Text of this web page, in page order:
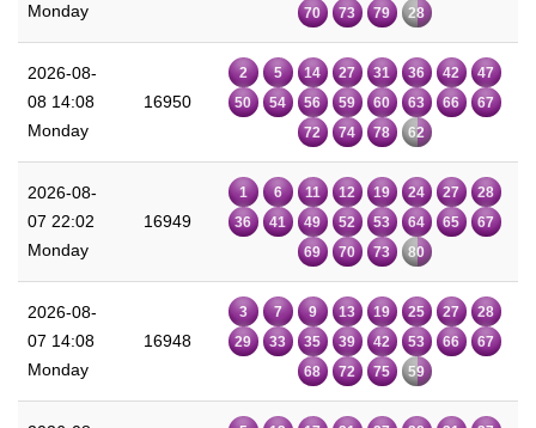
Monday
70
73 79 28
2026-08-
08 14:08
Monday
16950
2 5 14 27 31 36 42
47
50
54 56 59 60 63 66
67
72
74 78 62
2026-08-
07 22:02
Monday
16949
1 6 11 12 19 24 27
28
36
41 49 52 53 64 65
67
69
70 73 80
2026-08-
07 14:08
Monday
16948
3 7 9 13 19 25 27
28
29
33 35 39 42 53 66
67
68
72 75 59